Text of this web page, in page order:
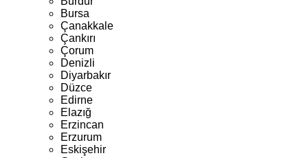
Bursa
Çanakkale
Çankırı
Çorum
Denizli
Diyarbakır
Düzce
Edirne
Elazığ
Erzincan
Erzurum
Eskişehir